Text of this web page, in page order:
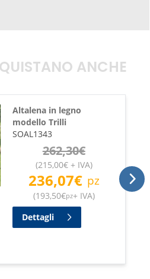
ANCHE
Altalena in legno
modello Trilli
SOAL1343
262,30€
(215,00€+ IVA)
236,07€ pz
(193,50€pz+ IVA)
Dettagli